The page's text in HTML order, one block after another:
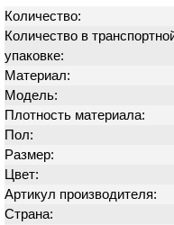
Количество:
Количество в
упаковке:
Материал:
Модель:
Плотность материала:
Пол:
Размер:
Цвет:
Артикул производителя:
Страна: